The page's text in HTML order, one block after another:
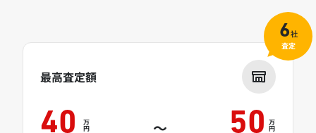
最高査定額
40 万
円 ～ 50 万
円
6社
査定